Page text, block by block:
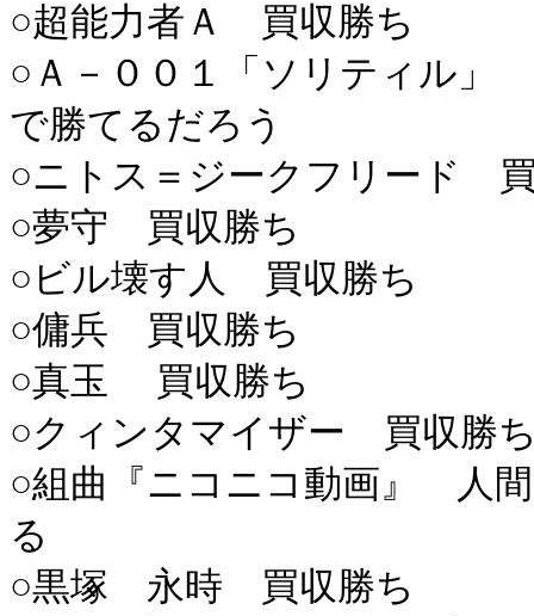
○超能力者Ａ 買収勝ち
○Ａ－００１「ソリティル」
で勝てるだろう
○ニトス＝ジークフリード
○夢守 買収勝ち
○ビル壊す人 買収勝ち
○傭兵 買収勝ち
○真玉 買収勝ち
○クィンタマイザー 買収勝
○組曲『ニコニコ動画』 人
る
○黒塚 永時 買収勝ち